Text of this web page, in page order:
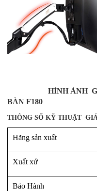
HÌNH ẢNH
BÀN F180
THÔNG SỐ KỸ THUẬT
Hãng sản xuất
Xuất xứ
Bảo Hành